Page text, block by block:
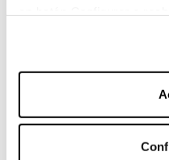
información sobre el uso
nuestraPolítica de